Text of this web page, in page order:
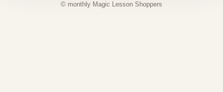
© monthly Magic Lesson Shoppers